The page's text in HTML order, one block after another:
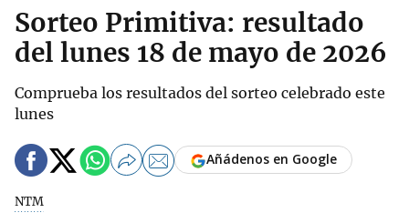
Sorteo Primitiva: resultado
del lunes 18 de mayo de 2026
Comprueba los resultados del sorteo celebrado este
lunes
NTM
Añádenos en Google